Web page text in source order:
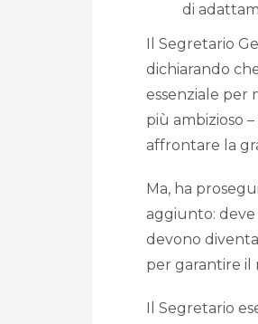
di
Il Segretario
dichiarando
essenziale per
più ambizioso
affrontare la
Ma, ha
aggiunto: deve
devono
per garantire il
Il Segretario